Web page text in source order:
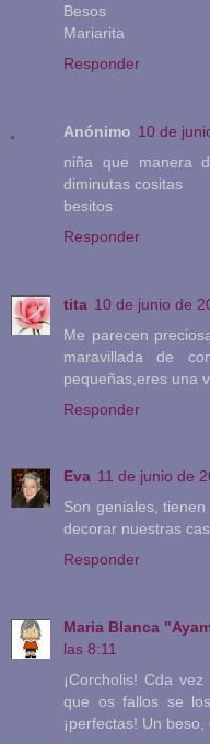
Besos
Mariarita
Responder
Anónimo 10 de
niña que manera
diminutas cositas
besitos
Responder
tita 10 de junio de
Me parecen
maravillada de
pequeñas,eres una
Responder
Eva 11 de junio de
Son geniales,
decorar nuestras
Responder
Maria Blanca
las 8:11
¡Corcholis! Cda
que os fallos se
¡perfectas! Un beso,